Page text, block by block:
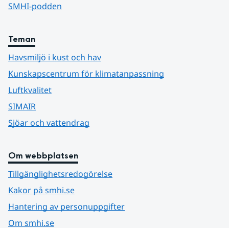
SMHI-podden
Teman
Havsmiljö i kust och hav
Kunskapscentrum för klimatanpassning
Luftkvalitet
SIMAIR
Sjöar och vattendrag
Om webbplatsen
Tillgänglighetsredogörelse
Kakor på smhi.se
Hantering av personuppgifter
Om smhi.se